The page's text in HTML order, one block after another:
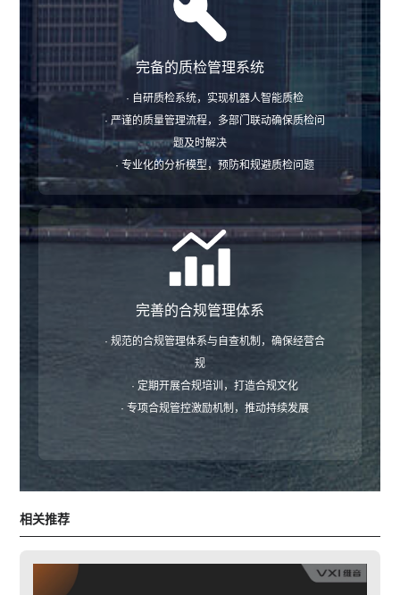
完备的质检管理系统
· 自研质检系统，实现机器人智能质检
· 严谨的质量管理流程，多部门联动确保质检问
题及时解决
· 专业化的分析模型，预防和规避质检问题
完善的合规管理体系
· 规范的合规管理体系与自查机制，确保经营合
规
· 定期开展合规培训，打造合规文化
· 专项合规管控激励机制，推动持续发展
相关推荐